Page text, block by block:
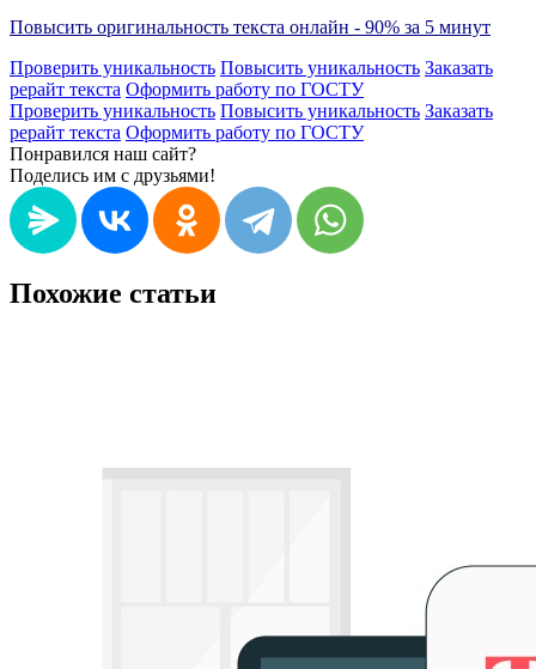
Повысить оригинальность текста онлайн - 90% за 5 минут
Проверить уникальность Повысить уникальность Заказать
рерайт текста Оформить работу по ГОСТУ
Проверить уникальность Повысить уникальность Заказать
рерайт текста Оформить работу по ГОСТУ
Понравился наш сайт?
Поделись им с друзьями!
Похожие статьи